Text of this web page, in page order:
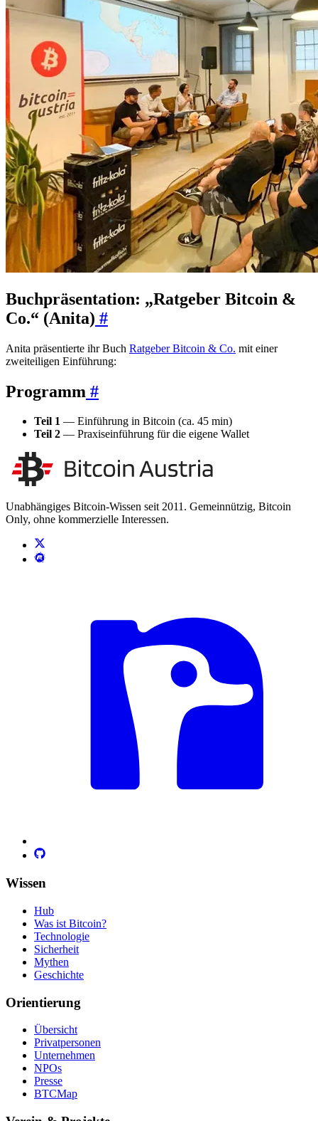
Buchpräsentation: „Ratgeber Bitcoin &
Co.“ (Anita) #
Anita präsentierte ihr Buch Ratgeber Bitcoin & Co. mit einer
zweiteiligen Einführung:
Programm #
Teil 1 — Einführung in Bitcoin (ca. 45 min)
Teil 2 — Praxiseinführung für die eigene Wallet
Unabhängiges Bitcoin-Wissen seit 2011. Gemeinnützig, Bitcoin
Only, ohne kommerzielle Interessen.
Wissen
Hub
Was ist Bitcoin?
Technologie
Sicherheit
Mythen
Geschichte
Orientierung
Übersicht
Privatpersonen
Unternehmen
NPOs
Presse
BTCMap